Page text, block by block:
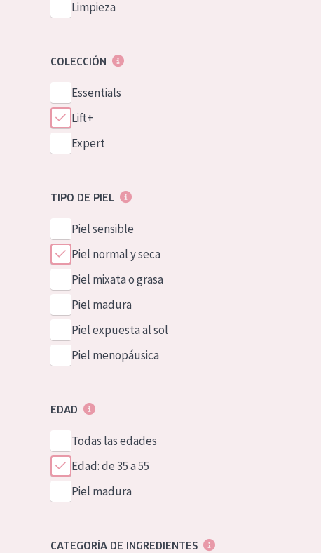
Limpieza
COLECCIÓN
Essentials
Lift+
Expert
TIPO DE PIEL
Piel sensible
Piel normal y seca
Piel mixata o grasa
Piel madura
Piel expuesta al sol
Piel menopáusica
EDAD
Todas las edades
Edad: de 35 a 55
Piel madura
CATEGORÍA DE INGREDIENTES